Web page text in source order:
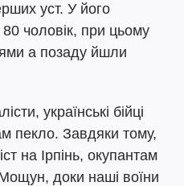
уст. У його
80 чоловік, при цьому
а позаду йшли
українські бійці
пекло. Завдяки тому,
на Ірпінь, окупантам
доки наші воїни